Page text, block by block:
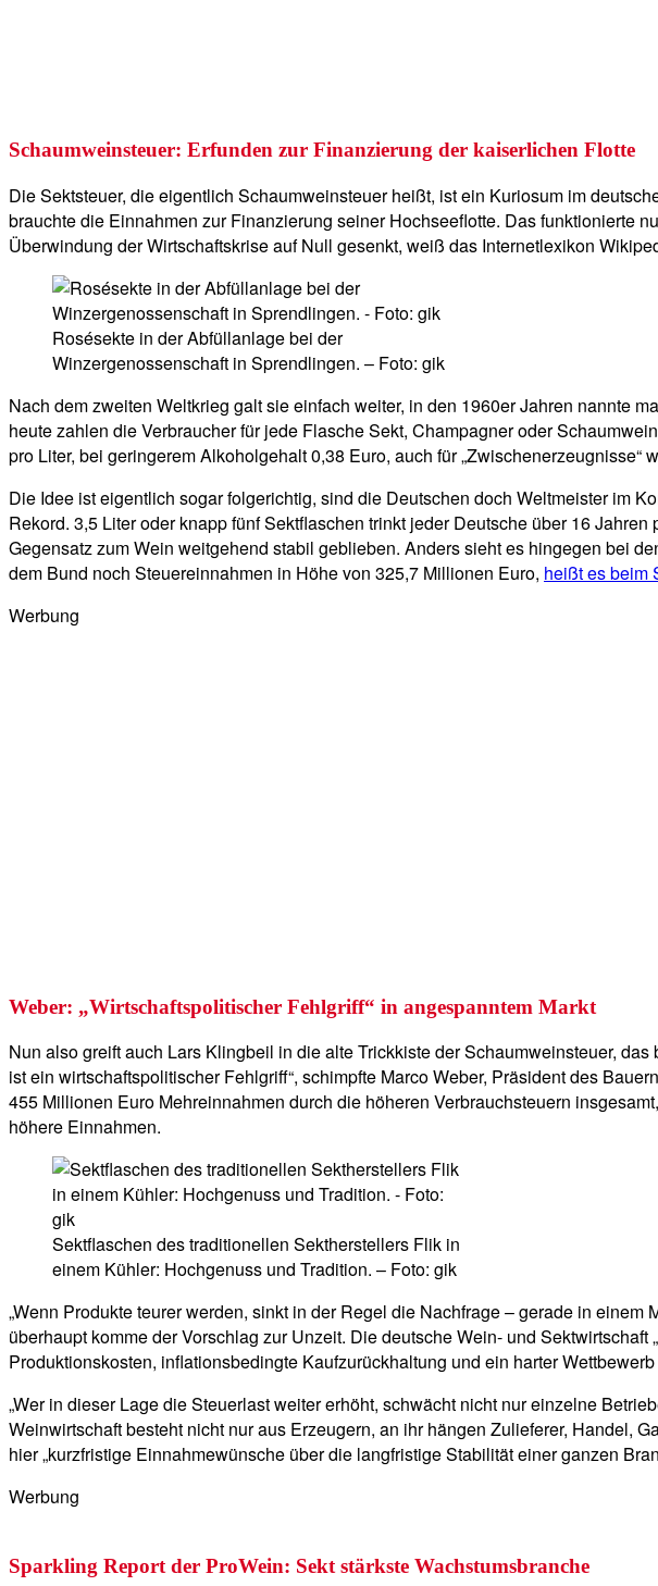
Schaumweinsteuer: Erfunden zur Finanzierung der kaiserlichen Flotte
Die Sektsteuer, die eigentlich Schaumweinsteuer heißt, ist ein Kuriosum im
brauchte die Einnahmen zur Finanzierung seiner Hochseeflotte. Das funktionierte
Überwindung der Wirtschaftskrise auf Null gesenkt, weiß das Internetlexikon
Rosésekte in der Abfüllanlage bei der
Winzergenossenschaft in Sprendlingen. – Foto: gik
Nach dem zweiten Weltkrieg galt sie einfach weiter, in den 1960er Jahren nannte
heute zahlen die Verbraucher für jede Flasche Sekt, Champagner oder
pro Liter, bei geringerem Alkoholgehalt 0,38 Euro, auch für „Zwischenerzeugnisse“
Die Idee ist eigentlich sogar folgerichtig, sind die Deutschen doch Weltmeister im
Rekord. 3,5 Liter oder knapp fünf Sektflaschen trinkt jeder Deutsche über 16 Jahren
Gegensatz zum Wein weitgehend stabil geblieben. Anders sieht es hingegen bei
dem Bund noch Steuereinnahmen in Höhe von 325,7 Millionen Euro, heißt es beim
Werbung
Weber: „Wirtschaftspolitischer Fehlgriff“ in angespanntem Markt
Nun also greift auch Lars Klingbeil in die alte Trickkiste der Schaumweinsteuer,
ist ein wirtschaftspolitischer Fehlgriff“, schimpfte Marco Weber, Präsident des
455 Millionen Euro Mehreinnahmen durch die höheren Verbrauchsteuern
höhere Einnahmen.
Sektflaschen des traditionellen Sektherstellers Flik in
einem Kühler: Hochgenuss und Tradition. – Foto: gik
„Wenn Produkte teurer werden, sinkt in der Regel die Nachfrage – gerade in einem
überhaupt komme der Vorschlag zur Unzeit. Die deutsche Wein- und
Produktionskosten, inflationsbedingte Kaufzurückhaltung und ein harter Wettbewerb
„Wer in dieser Lage die Steuerlast weiter erhöht, schwächt nicht nur einzelne
Weinwirtschaft besteht nicht nur aus Erzeugern, an ihr hängen Zulieferer, Handel,
hier „kurzfristige Einnahmewünsche über die langfristige Stabilität einer ganzen
Werbung
Sparkling Report der ProWein: Sekt stärkste Wachstumsbranche